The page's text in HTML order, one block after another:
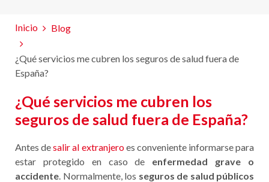
Inicio Blog
¿Qué servicios me cubren los seguros de salud fuera de
España?
¿Qué servicios me cubren los
seguros de salud fuera de España?
Antes desalir al extranjeroes conveniente informarse para
estar protegido en caso de enfermedad grave o
accidente. Normalmente, los seguros de salud públicos